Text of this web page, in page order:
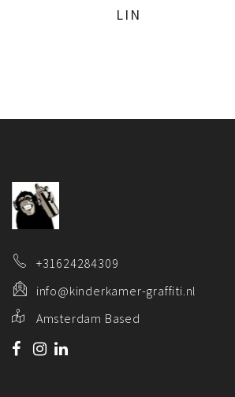
+31624284309
info@kinderkamer-graffiti.nl
Amsterdam Based